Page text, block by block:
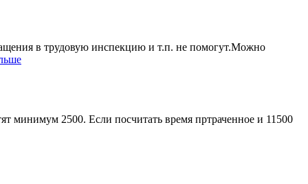
в трудовую инспекцию и т.п. не помогут.Можно
минимум 2500. Если посчитать время пртраченное и 11500